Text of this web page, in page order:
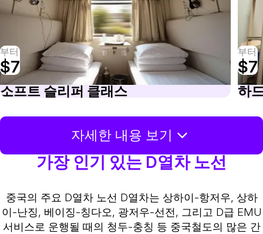
부터
$7
소프트 슬리퍼 클래스
부터
$7
하
자세한 내용 보기
가장 인기 있는 D열차 노선
중국의 주요 D열차 노선 D열차는 상하이-항저우, 상하
이-난징, 베이징-칭다오, 광저우-선전, 그리고 D급 EMU
서비스로 운행될 때의 청두-충칭 등 중국철도의 많은 간